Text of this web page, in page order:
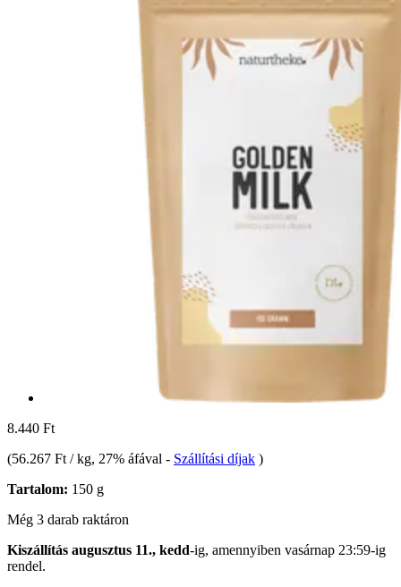
8.440 Ft
(56.267 Ft / kg, 27% áfával - Szállítási díjak )
Tartalom: 150 g
Még 3 darab raktáron
Kiszállítás augusztus 11., kedd-ig, amennyiben vasárnap 23:59-ig
rendel.